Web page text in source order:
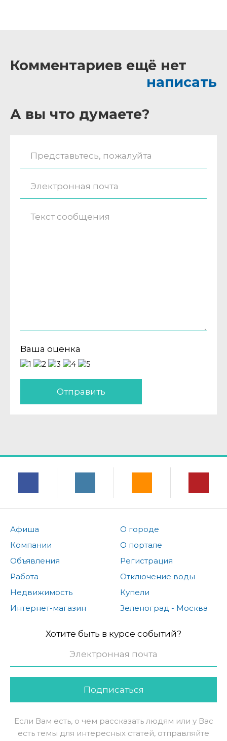
Комментариев ещё нет
написать
А вы что думаете?
Ваша оценка
Отправить
Афиша
Компании
Объявления
Работа
Недвижимость
Интернет-магазин
О городе
О портале
Регистрация
Отключение воды
Купели
Зеленоград - Москва
Хотите быть в курсе событий?
Подписаться
Если Вам есть, о чем рассказать людям или у Вас
есть темы для интересных статей, отправляйте